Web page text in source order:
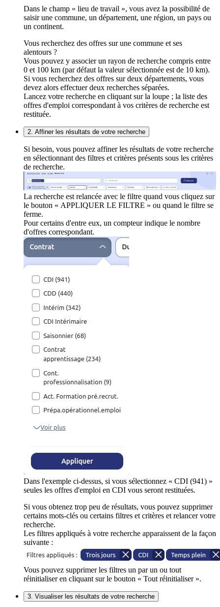
Dans le champ « lieu de travail », vous avez la possibilité de
saisir une commune, un département, une région, un pays ou
un continent.
Vous recherchez des offres sur une commune et ses
alentours ?
Vous pouvez y associer un rayon de recherche compris entre
0 et 100 km (par défaut la valeur sélectionnée est de 10 km).
Si vous recherchez des offres sur deux départements, vous
devez alors effectuer deux recherches séparées.
Lancez votre recherche en cliquant sur la loupe ; la liste des
offres d'emploi correspondant à vos critères de recherche est
restituée.
2. Affiner les résultats de votre recherche
Si besoin, vous pouvez affiner les résultats de votre recherche
en sélectionnant des filtres et critères présents sous les critères
de recherche.
La recherche est relancée avec le filtre quand vous cliquez sur
le bouton « APPLIQUER LE FILTRE » ou quand le filtre se
ferme.
Pour certains d'entre eux, un compteur indique le nombre
d'offres correspondant.
Dans l'exemple ci-dessus, si vous sélectionnez « CDI (941) »
seules les offres d'emploi en CDI vous seront restituées.
Si vous obtenez trop peu de résultats, vous pouvez supprimer
certains mots-clés ou certains filtres et critères et relancer votre
recherche.
Les filtres appliqués à votre recherche apparaissent de la façon
suivante :
Vous pouvez supprimer les filtres un par un ou tout
réinitialiser en cliquant sur le bouton « Tout réinitialiser ».
3. Visualiser les résultats de votre recherche